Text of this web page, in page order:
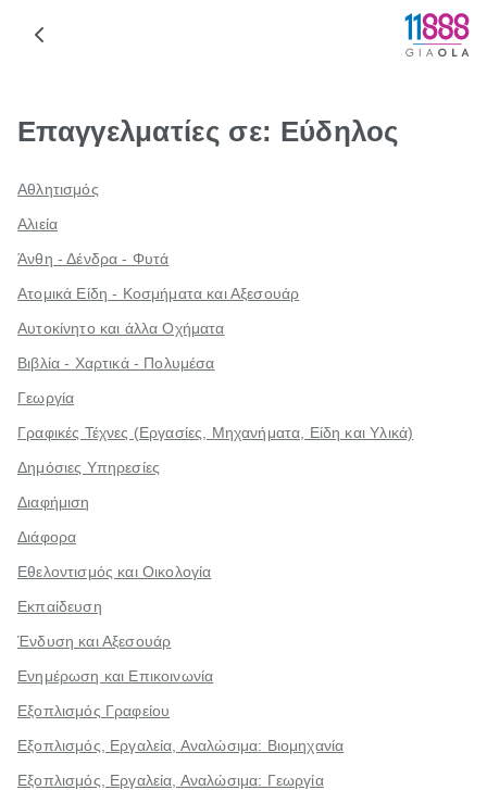
Επαγγελματίες σε: Εύδηλος
Αθλητισμός
Αλιεία
Άνθη - Δένδρα - Φυτά
Ατομικά Είδη - Κοσμήματα και Αξεσουάρ
Αυτοκίνητο και άλλα Οχήματα
Βιβλία - Χαρτικά - Πολυμέσα
Γεωργία
Γραφικές Τέχνες (Εργασίες, Μηχανήματα, Είδη και Υλικά)
Δημόσιες Υπηρεσίες
Διαφήμιση
Διάφορα
Εθελοντισμός και Οικολογία
Εκπαίδευση
Ένδυση και Αξεσουάρ
Ενημέρωση και Επικοινωνία
Εξοπλισμός Γραφείου
Εξοπλισμός, Εργαλεία, Αναλώσιμα: Βιομηχανία
Εξοπλισμός, Εργαλεία, Αναλώσιμα: Γεωργία